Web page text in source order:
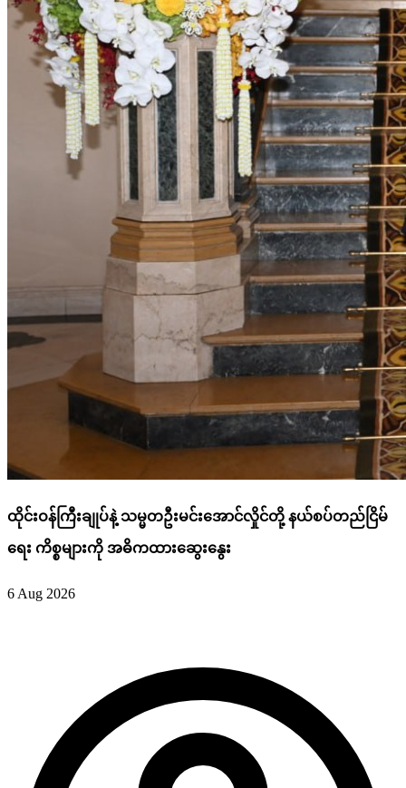
ထိုင်းဝန်ကြီးချုပ်နဲ့ သမ္မတဦးမင်းအောင်လှိုင်တို့ နယ်စပ်တည်ငြိမ်
ရေး ကိစ္စများကို အဓိကထားဆွေးနွေး
6 Aug 2026